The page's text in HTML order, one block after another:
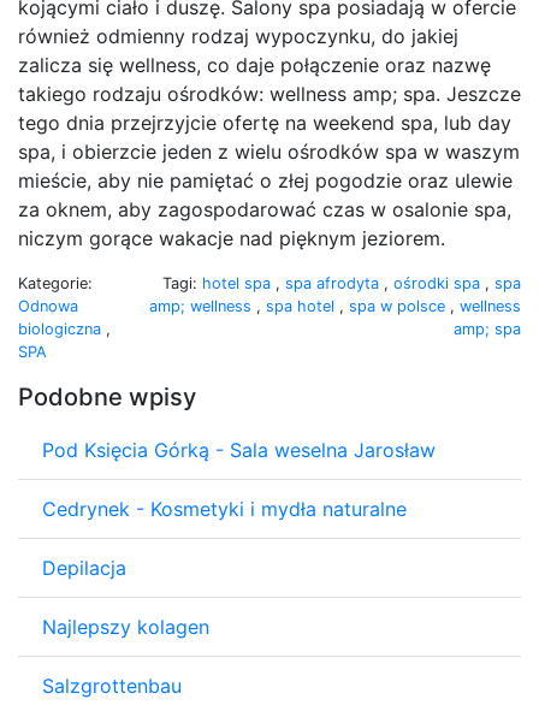
kojącymi ciało i duszę. Salony spa posiadają w ofercie
również odmienny rodzaj wypoczynku, do jakiej
zalicza się wellness, co daje połączenie oraz nazwę
takiego rodzaju ośrodków: wellness amp; spa. Jeszcze
tego dnia przejrzyjcie ofertę na weekend spa, lub day
spa, i obierzcie jeden z wielu ośrodków spa w waszym
mieście, aby nie pamiętać o złej pogodzie oraz ulewie
za oknem, aby zagospodarować czas w osalonie spa,
niczym gorące wakacje nad pięknym jeziorem.
Kategorie:
Odnowa
biologiczna ,
SPA
Tagi: hotel spa , spa afrodyta , ośrodki spa , spa
amp; wellness , spa hotel , spa w polsce , wellness
amp; spa
Podobne wpisy
Pod Księcia Górką - Sala weselna Jarosław
Cedrynek - Kosmetyki i mydła naturalne
Depilacja
Najlepszy kolagen
Salzgrottenbau